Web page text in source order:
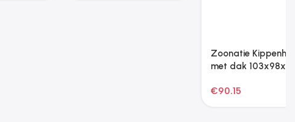
Zoonatie Hondenkennel
voor buiten met dak